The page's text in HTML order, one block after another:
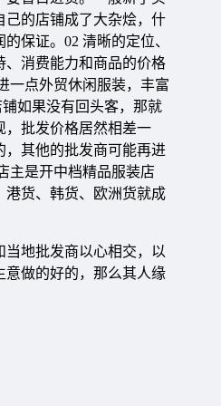
己的店铺成了大杂烩，什
保证。02 清晰的定位、
、消费能力和商品的价格
一点外贸休闲服装，丰富
如果没有回头客，那就
，批发价格居然相差一
，其他的批发商可能再进
主是开中档精品服装店
港货、韩货、欧洲货就成
地批发商以心相交，以
意做的好的，那么其人缘